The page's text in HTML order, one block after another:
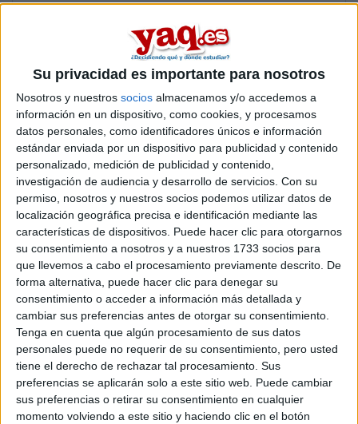
Su privacidad es importante para nosotros
Nosotros y nuestros socios almacenamos y/o accedemos a
información en un dispositivo, como cookies, y procesamos
datos personales, como identificadores únicos e información
estándar enviada por un dispositivo para publicidad y contenido
personalizado, medición de publicidad y contenido,
investigación de audiencia y desarrollo de servicios. Con su
permiso, nosotros y nuestros socios podemos utilizar datos de
localización geográfica precisa e identificación mediante las
características de dispositivos. Puede hacer clic para otorgarnos
su consentimiento a nosotros y a nuestros 1733 socios para
que llevemos a cabo el procesamiento previamente descrito. De
forma alternativa, puede hacer clic para denegar su
consentimiento o acceder a información más detallada y
cambiar sus preferencias antes de otorgar su consentimiento.
Tenga en cuenta que algún procesamiento de sus datos
personales puede no requerir de su consentimiento, pero usted
tiene el derecho de rechazar tal procesamiento. Sus
preferencias se aplicarán solo a este sitio web. Puede cambiar
sus preferencias o retirar su consentimiento en cualquier
momento volviendo a este sitio y haciendo clic en el botón
Sobre ti
Soy:*
Chico
Chica
¿En qué año terminas (o terminaste) bachillerato o FP?
Soy estudiante de:*
Términos y Condiciones de Uso